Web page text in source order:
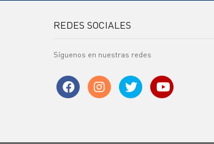
REDES SOCIALES
Síguenos en nuestras redes